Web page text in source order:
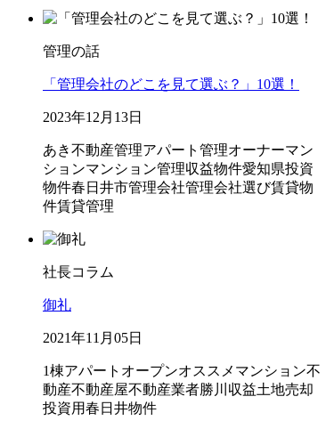
管理の話
「管理会社のどこを見て選ぶ？」10選！
2023年12月13日
あき不動産管理アパート管理オーナーマン
ションマンション管理収益物件愛知県投資
物件春日井市管理会社管理会社選び賃貸物
件賃貸管理
社長コラム
御礼
2021年11月05日
1棟アパート オープンオススメ マンション不
動産不動産屋不動産業者勝川 収益土地売却
投資用春日井物件